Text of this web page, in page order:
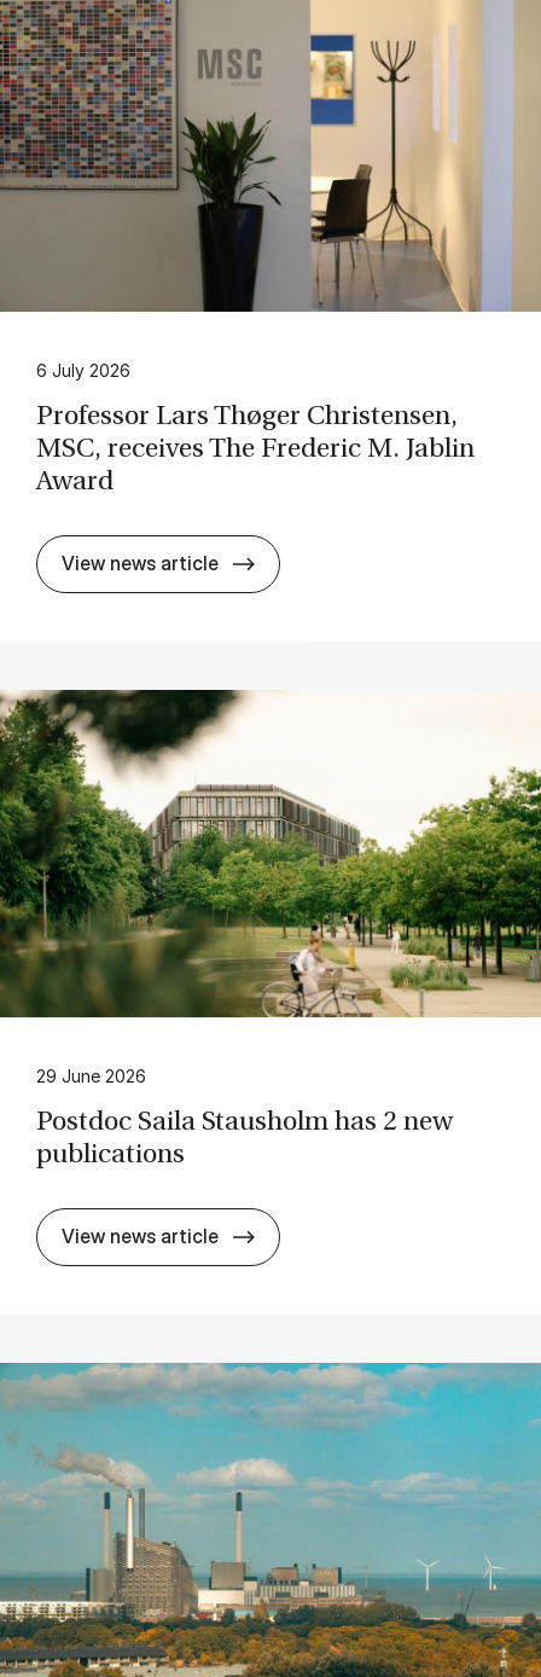
6 July 2026
Pro­fes­sor Lars Thø­ger Chri­sten­sen,
MSC, re­cei­ves The Fre­de­ric M. Jablin
Award
View news article Pro­fes­sor Lars Thø­ger
29 June 2026
Postdoc Saila Stausholm has 2 new
pub­lic­a­tions
View news article Postdoc Saila Stausholm has